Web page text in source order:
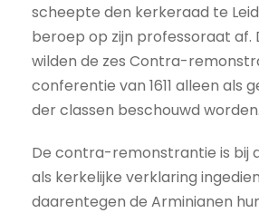
scheepte den kerkeraad te
beroep op zijn professoraat af.
wilden de zes Contra-­
conferentie van 1611 alleen als
der classen beschouwd worden.
De contra-remonstrantie is bij
als kerkelijke verklaring
daarentegen de Arminianen